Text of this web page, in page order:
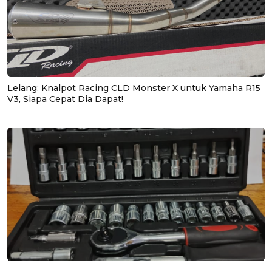
Lelang: Knalpot Racing CLD Monster X untuk Yamaha R15
V3, Siapa Cepat Dia Dapat!